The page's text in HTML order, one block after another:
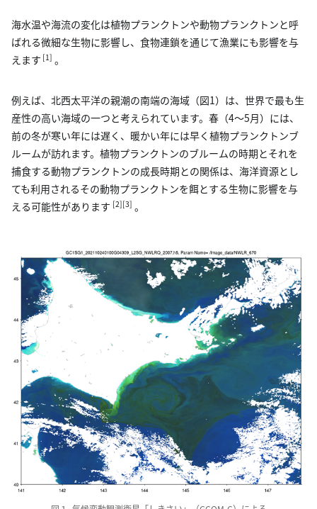
海水温や海流の変化は植物プランクトンや動物プランクトンと呼
ばれる微細な生物に影響し、食物連鎖を通じて漁業にも影響を与
えます [1] 。
例えば、北西太平洋の親潮の南端の海域（図1）は、世界で最も生
産性の高い海域の一つと考えられています。春（4～5月）には、
前の冬が寒い年には遅く、暖かい年には早く植物プランクトンブ
ルームが訪れます。植物プランクトンのブルームの時期とそれを
捕食する動物プランクトンの成長時期との関係は、海洋資源とし
ても利用されるその動物プランクトンを餌とする生物に影響を与
える可能性があります [2][3] 。